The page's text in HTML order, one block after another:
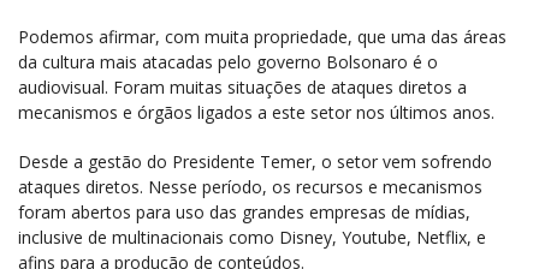
Podemos afirmar, com muita propriedade, que uma das áreas
da cultura mais atacadas pelo governo Bolsonaro é o
audiovisual. Foram muitas situações de ataques diretos a
mecanismos e órgãos ligados a este setor nos últimos anos.
Desde a gestão do Presidente Temer, o setor vem sofrendo
ataques diretos. Nesse período, os recursos e mecanismos
foram abertos para uso das grandes empresas de mídias,
inclusive de multinacionais como Disney, Youtube, Netflix, e
afins para a produção de conteúdos.